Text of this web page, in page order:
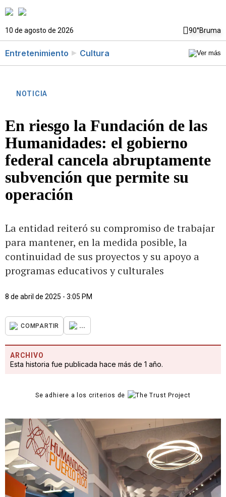
10 de agosto de 2026 90°Bruma
Entretenimiento Cultura
NOTICIA
En riesgo la Fundación de las
Humanidades: el gobierno
federal cancela abruptamente
subvención que permite su
operación
La entidad reiteró su compromiso de trabajar
para mantener, en la medida posible, la
continuidad de sus proyectos y su apoyo a
programas educativos y culturales
8 de abril de 2025 - 3:05 PM
COMPARTIR ...
ARCHIVO
Esta historia fue publicada hace más de 1 año.
Se adhiere a los criterios de